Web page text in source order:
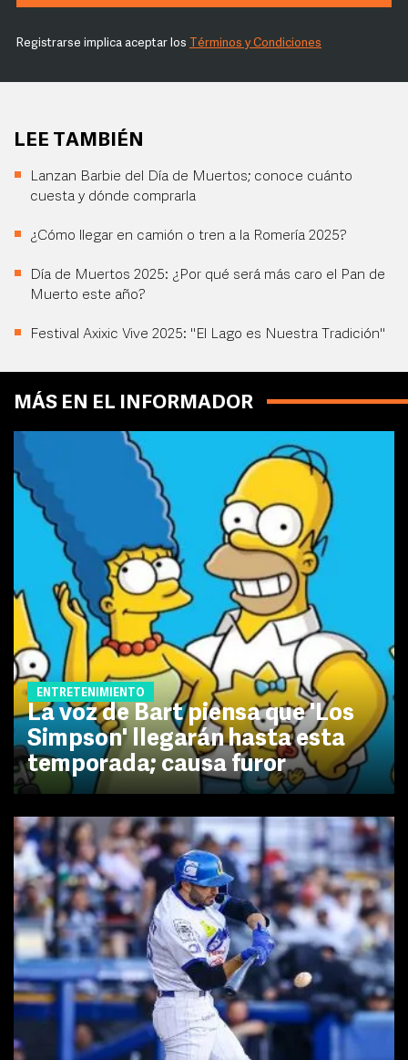
Registrarse implica aceptar los Términos y Condiciones
LEE TAMBIÉN
Lanzan Barbie del Día de Muertos; conoce cuánto
cuesta y dónde comprarla
¿Cómo llegar en camión o tren a la Romería 2025?
Día de Muertos 2025: ¿Por qué será más caro el Pan de
Muerto este año?
Festival Axixic Vive 2025: "El Lago es Nuestra Tradición"
MÁS EN EL INFORMADOR
ENTRETENIMIENTO
La voz de Bart piensa que 'Los
Simpson' llegarán hasta esta
temporada; causa furor